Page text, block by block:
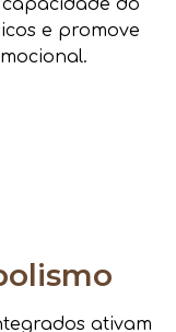
e promove
ativam